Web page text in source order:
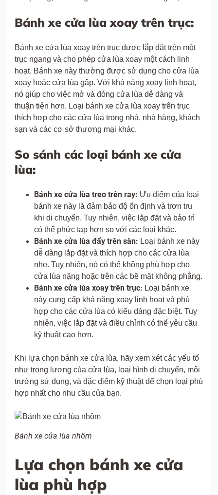
Bánh xe cửa lùa xoay trên trục:
Bánh xe cửa lùa xoay trên trục được lắp đặt trên một
trục ngang và cho phép cửa lùa xoay một cách linh
hoạt. Bánh xe này thường được sử dụng cho cửa lùa
xoay hoặc cửa lùa gập. Với khả năng xoay linh hoạt,
nó giúp cho việc mở và đóng cửa lùa dễ dàng và
thuận tiện hơn. Loại bánh xe cửa lùa xoay trên trục
thích hợp cho các cửa lùa trong nhà, nhà hàng, khách
sạn và các cơ sở thương mại khác.
So sánh các loại bánh xe cửa
lùa:
Bánh xe cửa lùa treo trên ray: Ưu điểm của loại
bánh xe này là đảm bảo độ ổn định và trơn tru
khi di chuyển. Tuy nhiên, việc lắp đặt và bảo trì
có thể phức tạp hơn so với các loại khác.
Bánh xe cửa lùa đẩy trên sàn: Loại bánh xe này
dễ dàng lắp đặt và thích hợp cho các cửa lùa
nhẹ. Tuy nhiên, nó có thể không phù hợp cho
cửa lùa nặng hoặc trên các bề mặt không phẳng.
Bánh xe cửa lùa xoay trên trục: Loại bánh xe
này cung cấp khả năng xoay linh hoạt và phù
hợp cho các cửa lùa có kiểu dáng đặc biệt. Tuy
nhiên, việc lắp đặt và điều chỉnh có thể yêu cầu
kỹ thuật cao hơn.
Khi lựa chọn bánh xe cửa lùa, hãy xem xét các yếu tố
như trọng lượng của cửa lùa, loại hình di chuyển, môi
trường sử dụng, và đặc điểm kỹ thuật để chọn loại phù
hợp nhất cho nhu cầu của bạn.
Bánh xe cửa lùa nhôm
Lựa chọn bánh xe cửa
lùa phù hợp